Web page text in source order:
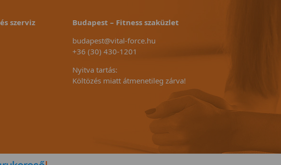
szerviz
Budapest – Fitness szaküzlet
budapest@vital-force.hu
+36 (30) 430-1201
Nyitva tartás:
Költözés miatt átmenetileg zárva!